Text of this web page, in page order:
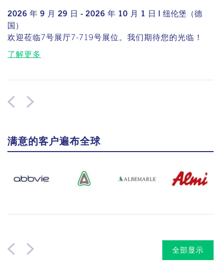
2026 年 9 月 29 日 - 2026 年 10 月 1 日 | 纽伦堡（德
国）
欢迎莅临7号展厅7-719号展位。我们期待您的光临！
了解更多
满意的客户遍布全球
全部显示